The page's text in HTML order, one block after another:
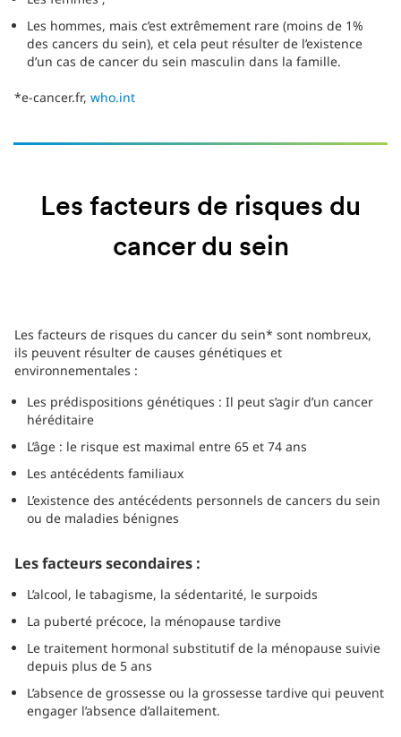
Les hommes, mais c’est extrêmement rare (moins de 1%
des cancers du sein), et cela peut résulter de l’existence
d’un cas de cancer du sein masculin dans la famille.
*e-cancer.fr, who.int
Les facteurs de risques du
cancer du sein
Les facteurs de risques du cancer du sein* sont nombreux,
ils peuvent résulter de causes génétiques et
environnementales :
Les prédispositions génétiques : Il peut s’agir d’un cancer
héréditaire
L’âge : le risque est maximal entre 65 et 74 ans
Les antécédents familiaux
L’existence des antécédents personnels de cancers du sein
ou de maladies bénignes
Les facteurs secondaires :
L’alcool, le tabagisme, la sédentarité, le surpoids
La puberté précoce, la ménopause tardive
Le traitement hormonal substitutif de la ménopause suivie
depuis plus de 5 ans
L’absence de grossesse ou la grossesse tardive qui peuvent
engager l’absence d’allaitement.